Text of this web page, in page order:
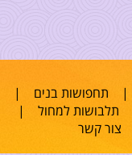
| תחפושות בנים |
תלבושות למחול |
צור קשר